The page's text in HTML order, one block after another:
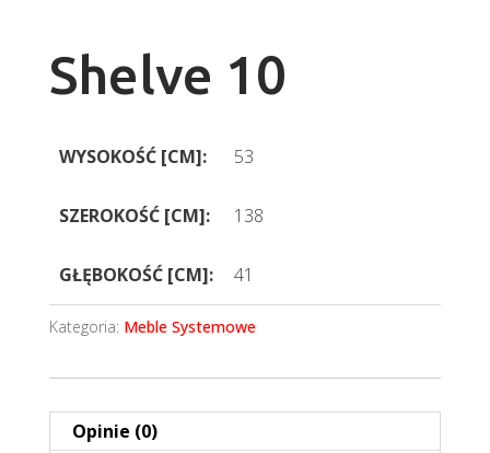
Shelve 10
WYSOKOŚĆ [CM]: 53
SZEROKOŚĆ [CM]: 138
GŁĘBOKOŚĆ [CM]: 41
Kategoria: Meble Systemowe
Opinie (0)